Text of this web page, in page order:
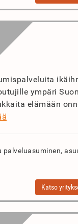
ympäri
elämään
Katso